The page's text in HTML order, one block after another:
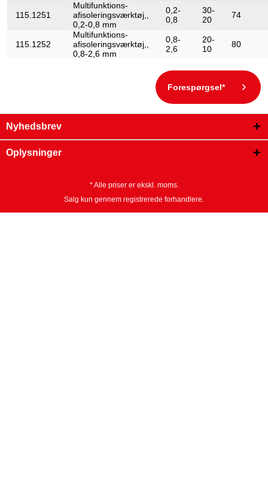
115.1251
Multifunktions-
afisoleringsværktøj,,
0,2-0,8 mm
0,2-
0,8
30-
20
74
115.1252
Multifunktions-
afisoleringsværktøj,,
0,8-2,6 mm
0,8-
2,6
20-
10
80
Forespørgsel*
Nyhedsbrev
Oplysninger
* Alle priser er ekskl. moms.
Salg kun gennem registrerede forhandlere.